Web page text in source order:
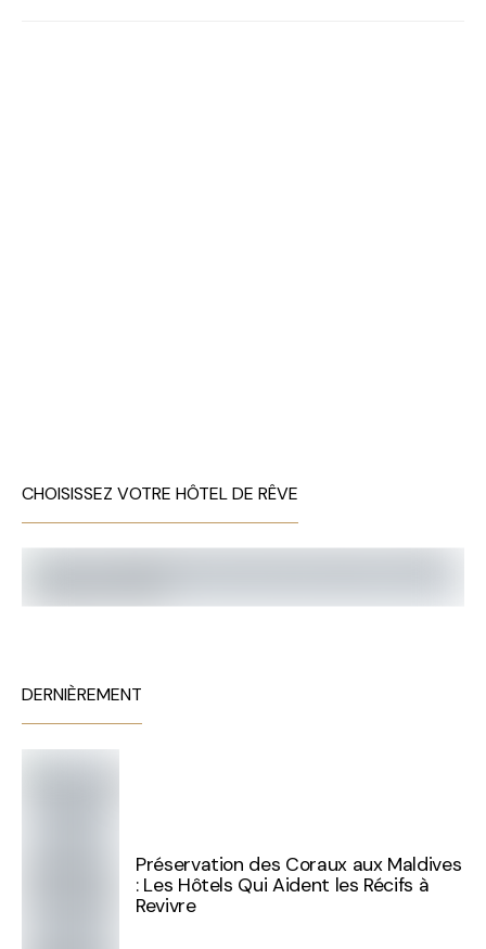
CHOISISSEZ VOTRE HÔTEL DE RÊVE
DERNIÈREMENT
Préservation des Coraux aux Maldives
: Les Hôtels Qui Aident les Récifs à
Revivre